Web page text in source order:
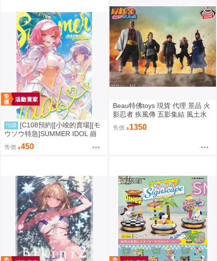
預購 [C108預約][小竣的賣場][モ
ウソウ特急]SUMMER IDOL 崩
壞：星穹鐵道 同人誌id=3758363
售價 450
Beau特佛toys 現貨 代理 景品 火
影忍者 疾風傳 五影集結 風土水
影 我愛羅 大野木 照美冥 0302
售價 1350